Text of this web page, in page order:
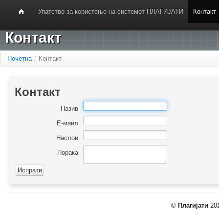
Упатство за користење на системот ПЛАГИЈАТИ Контакт
Контакт
Почетна / Контакт
Контакт
Назив
Е-маил
Наслов
Порака
© Плагијати